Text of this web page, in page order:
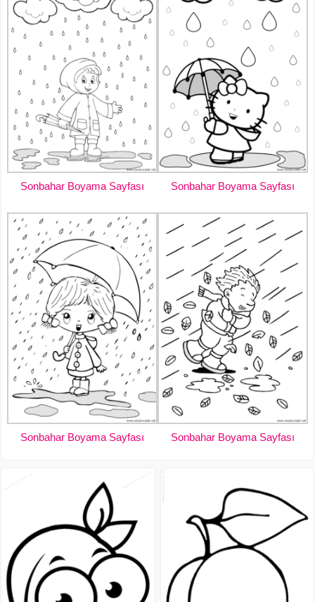
Sonbahar Boyama Sayfası Sonbahar Boyama Sayfası
Sonbahar Boyama Sayfası Sonbahar Boyama Sayfası